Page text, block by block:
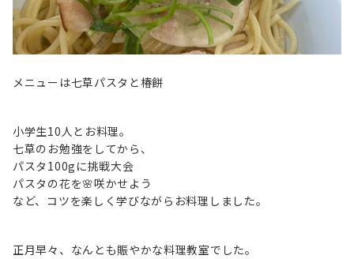
メニューは七草パスタと椿餅
小学生10人とお料理。
七草のお勉強をしてから、
パスタ100gに挑戦大会
パスタの花を🌸咲かせよう
など、コツを楽しく学びながらお料理しました。
正月早々、なんとも賑やかな料理教室でした。